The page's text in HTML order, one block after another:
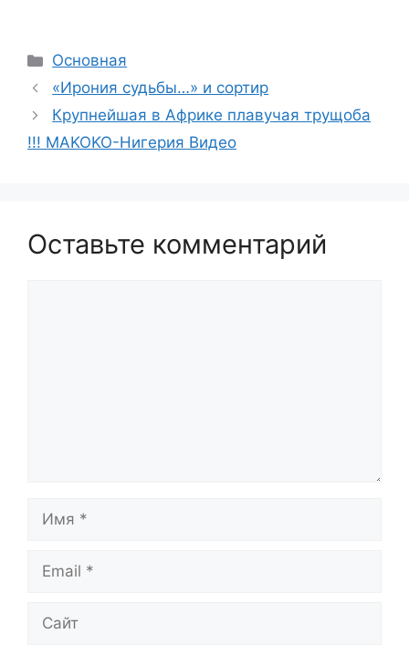
Рубрики
Основная
«Ирония судьбы…» и сортир
Крупнейшая в Африке плавучая трущоба
!!! MAKOKO-Нигерия Видео
Оставьте комментарий
Имя
Email
Сайт